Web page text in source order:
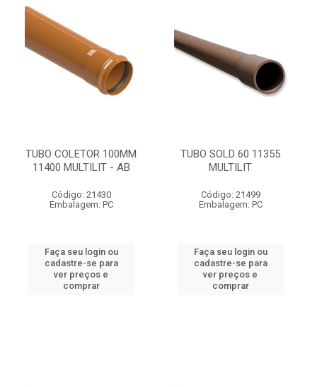
TUBO COLETOR 100MM
11400 MULTILIT - AB
Código: 21430
Embalagem: PC
Faça seu login ou
cadastre-se para
ver preços e
comprar
TUBO SOLD 60 11355
MULTILIT
Código: 21499
Embalagem: PC
Faça seu login ou
cadastre-se para
ver preços e
comprar